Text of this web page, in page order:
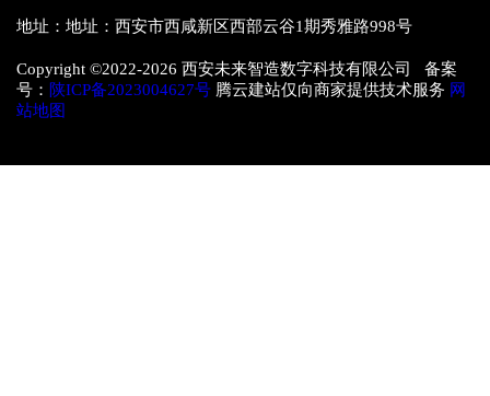
地址：地址：西安市西咸新区西部云谷1期秀雅路998号
Copyright ©2022-2026 西安未来智造数字科技有限公司 备案
号： 陕ICP备2023004627号 腾云建站仅向商家提供技术服务 网
站地图